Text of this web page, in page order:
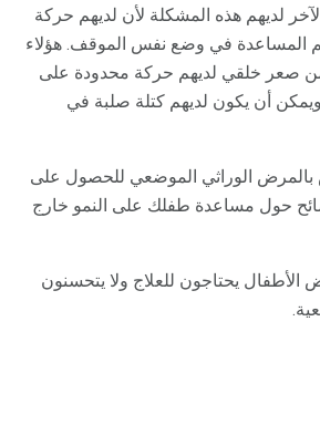
لديهم هذه المشكلة لأن لديهم حركة
المساعدة في وضع نفس الموقف. هؤلاء
من صعر خلقي لديهم حركة محدودة على
أن يكون لديهم كتلة صلبة في
بالمرض الوراثي الموضعي للحصول على
حول مساعدة طفلك على النمو خارج
يحتاجون للعلاج ولا يتحسنون